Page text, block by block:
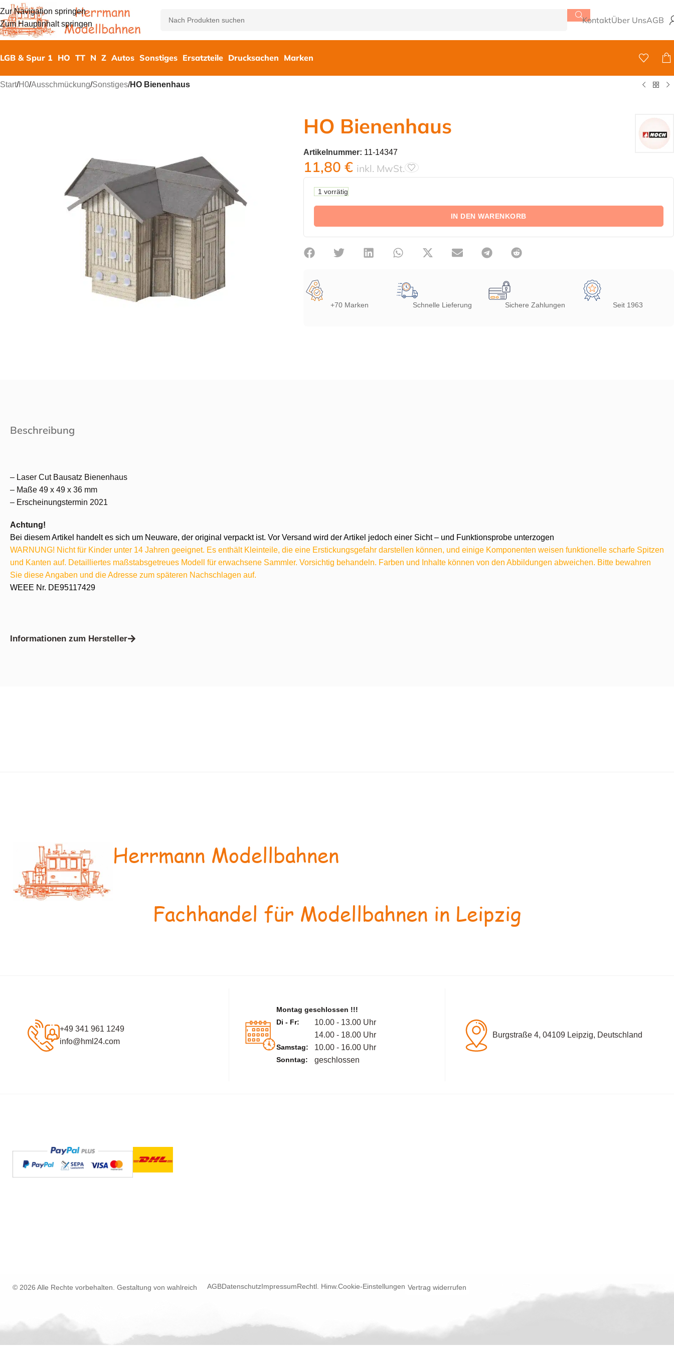
Zur Navigation springen
Zum Hauptinhalt springen
KontaktÜber UnsAGB
LGB & Spur 1 HO TT N Z Autos Sonstiges Ersatzteile Drucksachen Marken
Start/H0/Ausschmückung/Sonstiges/HO Bienenhaus
HO Bienenhaus
Artikelnummer: 11-14347
11,80 € inkl. MwSt.
1 vorrätig
IN DEN WARENKORB
+70 Marken Schnelle Lieferung Sichere Zahlungen Seit 1963
Beschreibung
– Laser Cut Bausatz Bienenhaus
– Maße 49 x 49 x 36 mm
– Erscheinungstermin 2021
Achtung!
Bei diesem Artikel handelt es sich um Neuware, der original verpackt ist. Vor Versand wird der Artikel jedoch einer Sicht – und Funktionsprobe unterzogen
WARNUNG! Nicht für Kinder unter 14 Jahren geeignet. Es enthält Kleinteile, die eine Erstickungsgefahr darstellen können, und einige Komponenten weisen funktionelle scharfe Spitzen
und Kanten auf. Detailliertes maßstabsgetreues Modell für erwachsene Sammler. Vorsichtig behandeln. Farben und Inhalte können von den Abbildungen abweichen. Bitte bewahren
Sie diese Angaben und die Adresse zum späteren Nachschlagen auf.
WEEE Nr. DE95117429
Informationen zum Hersteller
Herrmann Modellbahnen
Fachhandel für Modellbahnen in Leipzig
+49 341 961 1249
info@hml24.com
Montag geschlossen !!!
Di - Fr:
10.00 - 13.00 Uhr
14.00 - 18.00 Uhr
Samstag: 10.00 - 16.00 Uhr
Sonntag: geschlossen
Burgstraße 4, 04109 Leipzig, Deutschland
© 2026 Alle Rechte vorbehalten. Gestaltung von wahlreich AGBDatenschutzImpressumRechtl. Hinw.Cookie-Einstellungen Vertrag widerrufen